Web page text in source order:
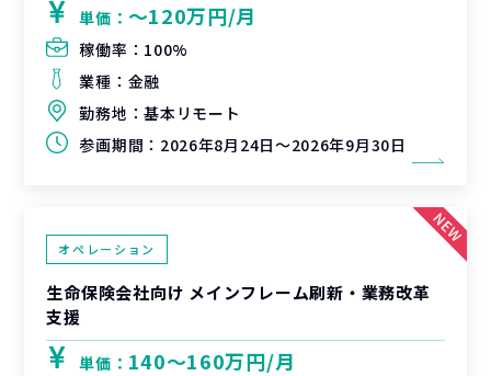
単価： 〜120万円/月
稼働率： 100%
業種： 金融
勤務地：基本リモート
参画期間： 2026年8月24日～2026年9月30日
オペレーション
生命保険会社向け メインフレーム刷新・業務改革
支援
単価： 140〜160万円/月